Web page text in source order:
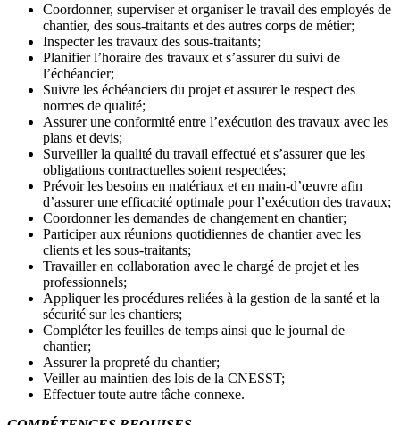
Coordonner, superviser et organiser le travail des employés de
chantier, des sous-traitants et des autres corps de métier;
Inspecter les travaux des sous-traitants;
Planifier l’horaire des travaux et s’assurer du suivi de
l’échéancier;
Suivre les échéanciers du projet et assurer le respect des
normes de qualité;
Assurer une conformité entre l’exécution des travaux avec les
plans et devis;
Surveiller la qualité du travail effectué et s’assurer que les
obligations contractuelles soient respectées;
Prévoir les besoins en matériaux et en main-d’œuvre afin
d’assurer une efficacité optimale pour l’exécution des travaux;
Coordonner les demandes de changement en chantier;
Participer aux réunions quotidiennes de chantier avec les
clients et les sous-traitants;
Travailler en collaboration avec le chargé de projet et les
professionnels;
Appliquer les procédures reliées à la gestion de la santé et la
sécurité sur les chantiers;
Compléter les feuilles de temps ainsi que le journal de
chantier;
Assurer la propreté du chantier;
Veiller au maintien des lois de la CNESST;
Effectuer toute autre tâche connexe.